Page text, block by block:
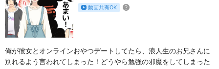
動画共有OK
俺が彼女とオンラインおやつデートしてたら、浪人生のお兄さんに
別れるよう言われてしまった！どうやら勉強の邪魔をしてしまった